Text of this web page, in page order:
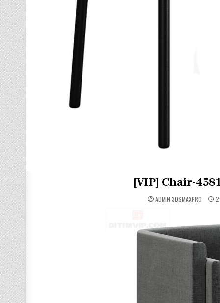
[VIP] Chair-
ADMIN 3DSMAXPRO